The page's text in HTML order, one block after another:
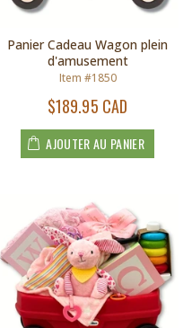
Panier Cadeau Wagon plein
d'amusement
Item #1850
$189.95 CAD
AJOUTER AU PANIER